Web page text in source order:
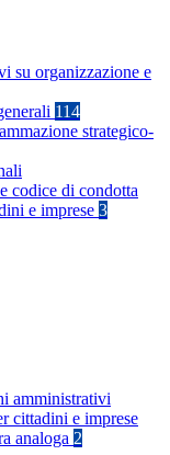
su organizzazione e
114
strategico-
codice di condotta
e imprese 3
amministrativi
cittadini e imprese
analoga 2